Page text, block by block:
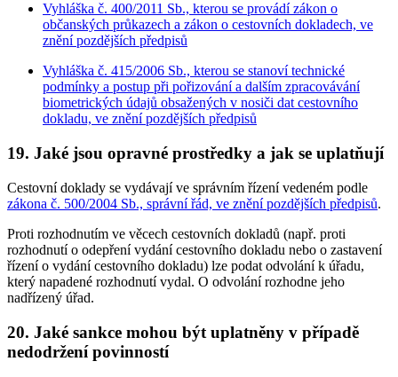
Vyhláška č. 400/2011 Sb., kterou se provádí zákon o
občanských průkazech a zákon o cestovních dokladech, ve
znění pozdějších předpisů
Vyhláška č. 415/2006 Sb., kterou se stanoví technické
podmínky a postup při pořizování a dalším zpracovávání
biometrických údajů obsažených v nosiči dat cestovního
dokladu, ve znění pozdějších předpisů
19. Jaké jsou opravné prostředky a jak se uplatňují
Cestovní doklady se vydávají ve správním řízení vedeném podle
zákona č. 500/2004 Sb., správní řád, ve znění pozdějších předpisů.
Proti rozhodnutím ve věcech cestovních dokladů (např. proti
rozhodnutí o odepření vydání cestovního dokladu nebo o zastavení
řízení o vydání cestovního dokladu) lze podat odvolání k úřadu,
který napadené rozhodnutí vydal. O odvolání rozhodne jeho
nadřízený úřad.
20. Jaké sankce mohou být uplatněny v případě
nedodržení povinností